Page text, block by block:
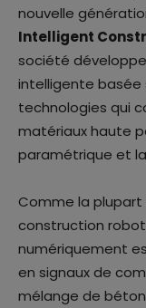
nouvelle
Intelligent
société
intelligente basée
technologies qui
matériaux haute
paramétrique et
Comme la plupart
construction
numériquement
en signaux de
mélange de